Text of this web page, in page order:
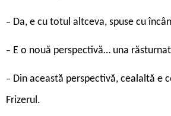
– Da, e cu totul altceva, spuse cu
– E o nouă perspectivă… una
– Din această perspectivă, cealaltă e
Frizerul.